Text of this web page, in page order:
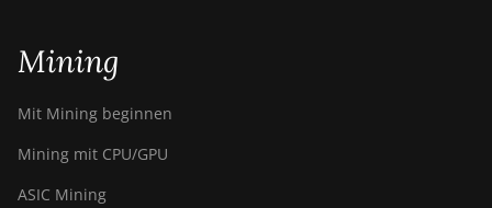
Mining
Mit Mining beginnen
Mining mit CPU/GPU
ASIC Mining